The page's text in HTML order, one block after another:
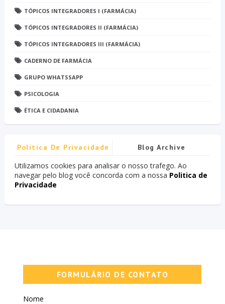
TÓPICOS INTEGRADORES I (FARMÁCIA)
TÓPICOS INTEGRADORES II (FARMÁCIA)
TÓPICOS INTEGRADORES III (FARMÁCIA)
CADERNO DE FARMÁCIA
GRUPO WHATSSAPP
PSICOLOGIA
ÉTICA E CIDADANIA
Politica De Privacidade Blog Archive
Utilizamos cookies para analisar o nosso trafego. Ao
navegar pelo blog você concorda com a nossa Politica de
Privacidade
FORMULÁRIO DE CONTATO
Nome